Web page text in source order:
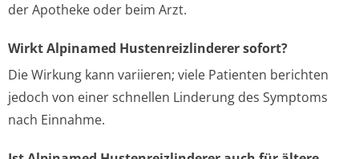
der Apotheke oder beim Arzt.
Wirkt Alpinamed Hustenreizlinderer sofort?
Die Wirkung kann variieren; viele Patienten berichten
jedoch von einer schnellen Linderung des Symptoms
nach Einnahme.